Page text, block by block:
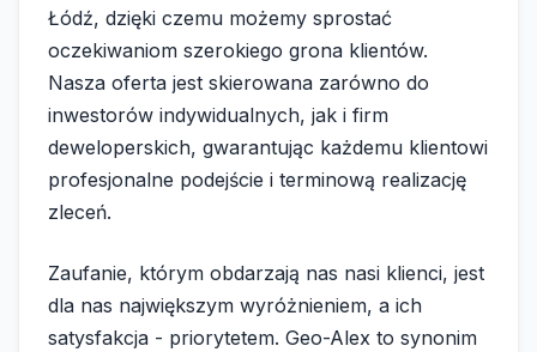
Łódź, dzięki czemu możemy sprostać
oczekiwaniom szerokiego grona klientów.
Nasza oferta jest skierowana zarówno do
inwestorów indywidualnych, jak i firm
deweloperskich, gwarantując każdemu klientowi
profesjonalne podejście i terminową realizację
zleceń.
Zaufanie, którym obdarzają nas nasi klienci, jest
dla nas największym wyróżnieniem, a ich
satysfakcja - priorytetem. Geo-Alex to synonim